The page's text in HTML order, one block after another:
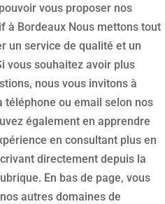
vous proposer nos
à Bordeaux Nous mettons tout
un service de qualité et un
vous souhaitez avoir plus
nous vous invitons à
téléphone ou email selon nos
également en apprendre
en consultant plus en
directement depuis la
En bas de page, vous
autres domaines de